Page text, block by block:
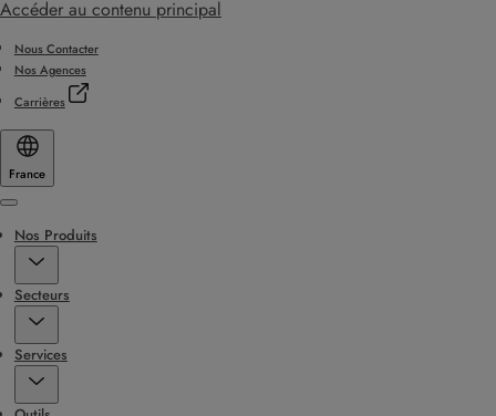
Accéder au contenu principal
Nous Contacter
Nos Agences
Carrières
France
Menu
Nos Produits
Secteurs
Services